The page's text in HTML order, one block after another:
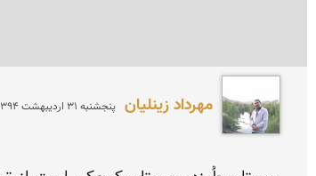
مهرداد زینلیان پنجشنبه 31 ارديبهشت 1394 | 12 سال پیش